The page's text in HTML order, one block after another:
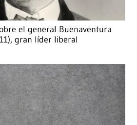
el general Buenaventura
gran líder liberal